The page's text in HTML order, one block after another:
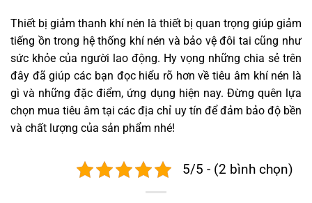
Thiết bị giảm thanh khí nén là thiết bị quan trọng giúp giảm
tiếng ồn trong hệ thống khí nén và bảo vệ đôi tai cũng như
sức khỏe của người lao động. Hy vọng những chia sẻ trên
đây đã giúp các bạn đọc hiểu rõ hơn về tiêu âm khí nén là
gì và những đặc điểm, ứng dụng hiện nay. Đừng quên lựa
chọn mua tiêu âm tại các địa chỉ uy tín để đảm bảo độ bền
và chất lượng của sản phẩm nhé!
5/5 - (2 bình chọn)